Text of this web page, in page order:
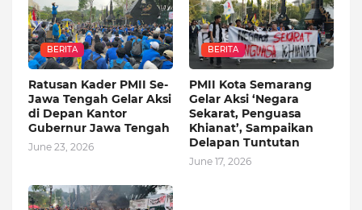
BERITA
Ratusan Kader PMII Se-
Jawa Tengah Gelar Aksi
di Depan Kantor
Gubernur Jawa Tengah
June 23, 2026
BERITA
PMII Kota Semarang
Gelar Aksi ‘Negara
Sekarat, Penguasa
Khianat’, Sampaikan
Delapan Tuntutan
June 17, 2026